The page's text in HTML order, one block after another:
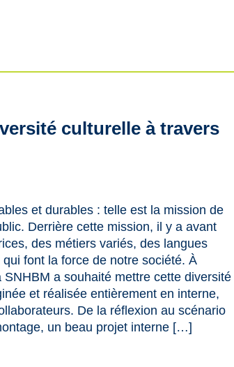
culturelle à travers
et durables : telle est la mission de
Derrière cette mission, il y a avant
des métiers variés, des langues
font la force de notre société. À
SNHBM a souhaité mettre cette diversité
et réalisée entièrement en interne,
De la réflexion au scénario
un beau projet interne […]